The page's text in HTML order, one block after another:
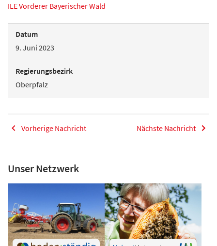
ILE Vorderer Bayerischer Wald
Datum
9. Juni 2023
Regierungsbezirk
Oberpfalz
Vorherige Nachricht Nächste Nachricht
Unser Netzwerk